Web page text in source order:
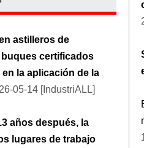
astilleros de
certificados
la aplicación de la
05-14 [IndustriALL]
años después, la
lugares de trabajo